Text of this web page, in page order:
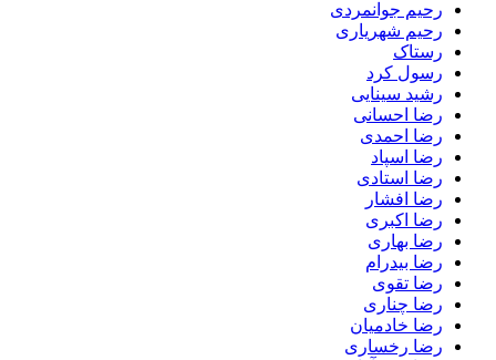
رحیم جوانمردی
رحیم شهریاری
رستاک
رسول کرد
رشید سینایی
رضا احسانی
رضا احمدی
رضا اسپاد
رضا استادی
رضا افشار
رضا اکبری
رضا بهاری
رضا بیدرام
رضا تقوی
رضا چناری
رضا خادمیان
رضا رخساری